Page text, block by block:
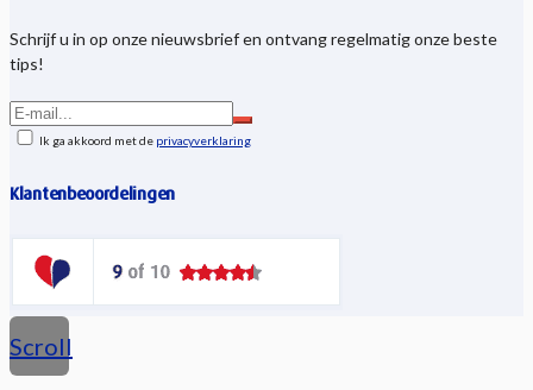
Schrijf u in op onze nieuwsbrief en ontvang regelmatig onze beste
tips!
Ik ga akkoord met de privacyverklaring
Klantenbeoordelingen
Scroll